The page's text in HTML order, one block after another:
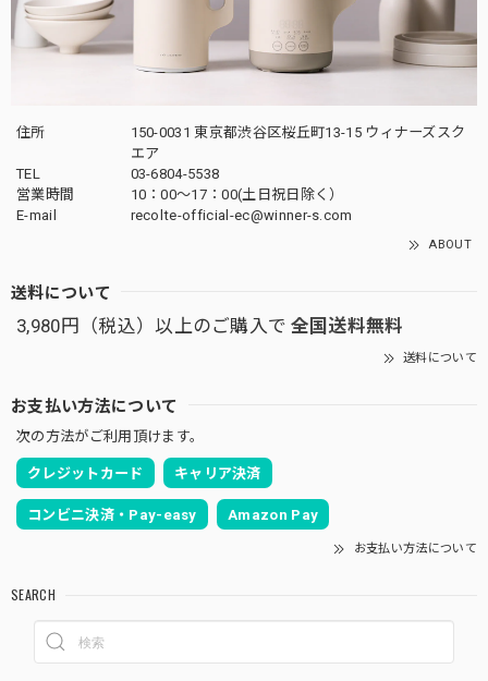
住所
150-0031 東京都渋谷区桜丘町13-15 ウィナーズスク
エア
TEL
03-6804-5538
営業時間
10：00〜17：00(土日祝日除く）
E-mail
recolte-official-ec@winner-s.com
ABOUT
送料について
3,980円（税込）以上のご購入で 全国送料無料
送料について
お支払い方法について
次の方法がご利用頂けます。
クレジットカード キャリア決済
コンビニ決済・Pay-easy Amazon Pay
お支払い方法について
SEARCH